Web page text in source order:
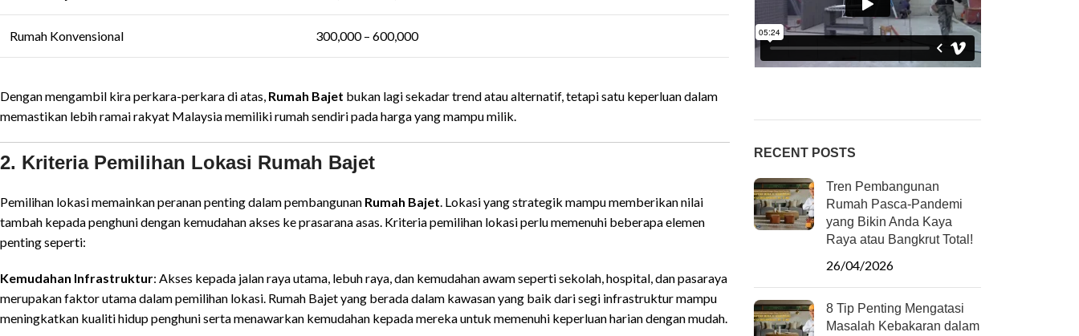
Rumah Konvensional 300,000 – 600,000
Dengan mengambil kira perkara-perkara di atas, Rumah Bajet bukan lagi sekadar trend atau alternatif, tetapi satu keperluan dalam
memastikan lebih ramai rakyat Malaysia memiliki rumah sendiri pada harga yang mampu milik.
2. Kriteria Pemilihan Lokasi Rumah Bajet
Pemilihan lokasi memainkan peranan penting dalam pembangunan Rumah Bajet. Lokasi yang strategik mampu memberikan nilai
tambah kepada penghuni dengan kemudahan akses ke prasarana asas. Kriteria pemilihan lokasi perlu memenuhi beberapa elemen
penting seperti:
Kemudahan Infrastruktur: Akses kepada jalan raya utama, lebuh raya, dan kemudahan awam seperti sekolah, hospital, dan pasaraya
merupakan faktor utama dalam pemilihan lokasi. Rumah Bajet yang berada dalam kawasan yang baik dari segi infrastruktur mampu
meningkatkan kualiti hidup penghuni serta menawarkan kemudahan kepada mereka untuk memenuhi keperluan harian dengan mudah.
RECENT POSTS
Tren Pembangunan
Rumah Pasca-Pandemi
yang Bikin Anda Kaya
Raya atau Bangkrut Total!
26/04/2026
8 Tip Penting Mengatasi
Masalah Kebakaran dalam